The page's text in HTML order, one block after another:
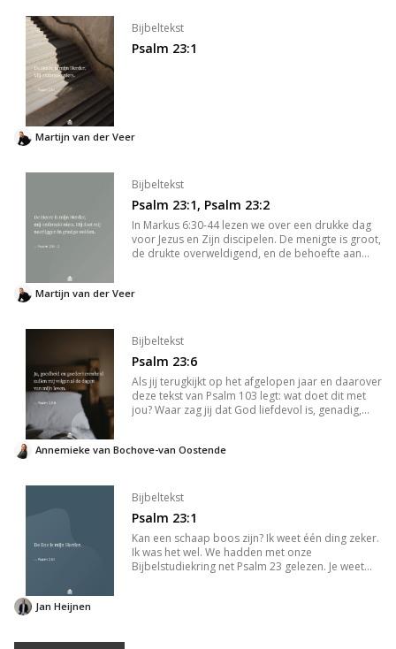
Bijbeltekst
Psalm 23:1
Martijn van der Veer
Bijbeltekst
Psalm 23:1, Psalm 23:2
In Markus 6:30-44 lezen we over een drukke dag
voor Jezus en Zijn discipelen. De menigte is groot,
de drukte overweldigend, en de behoefte aan
mensen, en in plaa
Martijn van der Veer
Bijbeltekst
Psalm 23:6
Als jij terugkijkt op het afgelopen jaar en daarover
deze tekst van Psalm 103 legt: wat doet dit met
jou? Waar zag jij dat God liefdevol is, genadig,
jaar is
Annemieke van Bochove-van Oostende
Bijbeltekst
Psalm 23:1
Kan een schaap boos zijn? Ik weet één ding zeker.
Ik was het wel. We hadden met onze
Bijbelstudiekring net Psalm 23 gelezen. Je weet
Jan Heijnen